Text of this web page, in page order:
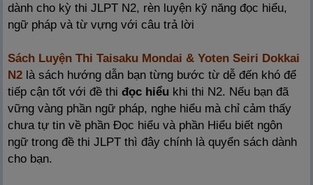
Nghĩa: Gốc, rễ, cội nguồn của
Nghĩa: Tài năng, khả năng, vai
Nghĩa: Hỏi, tra xét, hỏi thăm
dành cho kỳ thi JLPT N2, rèn luyện kỹ năng đọc hiểu,
ngữ pháp và từ vựng với câu trả lời
Sách Luyện Thi Taisaku Mondai & Yoten Seiri Dokkai
N2 là sách hướng dẫn bạn từng bước từ dễ đến khó để
tiếp cận tốt với đề thiđọc hiểu khi thi N2. Nếu bạn đã
vững vàng phần ngữ pháp, nghe hiểu mà chỉ cảm thấy
chưa tự tin về phần Đọc hiểu và phần Hiểu biết ngôn
ngữ trong đề thi JLPT thì đây chính là quyển sách dành
cho bạn.